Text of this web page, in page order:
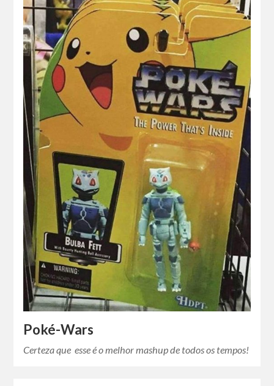
Poké-Wars
Certeza que esse é o melhor mashup de todos os tempos!